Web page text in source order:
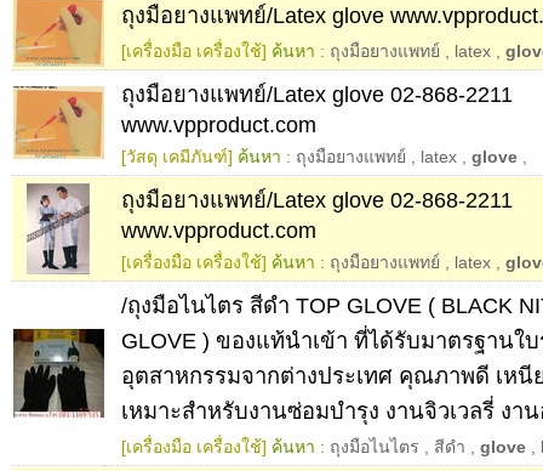
ถุงมือยางแพทย์/Latex glove
[เครื่องมือ เครื่องใช้] ค้นหา : ถุงมือยางแพทย์ latex
ถุงมือยางแพทย์/Latex glove 02-868-2211
www.vpproduct.com
[วัสดุ เคมีภันฑ์] ค้นหา : ถุงมือยางแพทย์ latex glove
ถุงมือยางแพทย์/Latex glove 02-868-2211
www.vpproduct.com
[เครื่องมือ เครื่องใช้] ค้นหา : ถุงมือยางแพทย์ latex
/ถุงมือไนไตร สีดำ TOP GLOVE ( BLACK
GLOVE ) ของแท้นำเข้า ที่ได้รับมาตรฐานใ
อุตสาหกรรมจากต่างประเทศ คุณภาพดี เห
เหมาะสำหรับงานซ่อมบำรุง งานจิวเวลรี่ งา
[เครื่องมือ เครื่องใช้] ค้นหา : ถุงมือไนไตร สีดำ glove